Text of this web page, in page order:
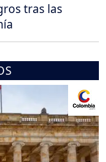
tras las